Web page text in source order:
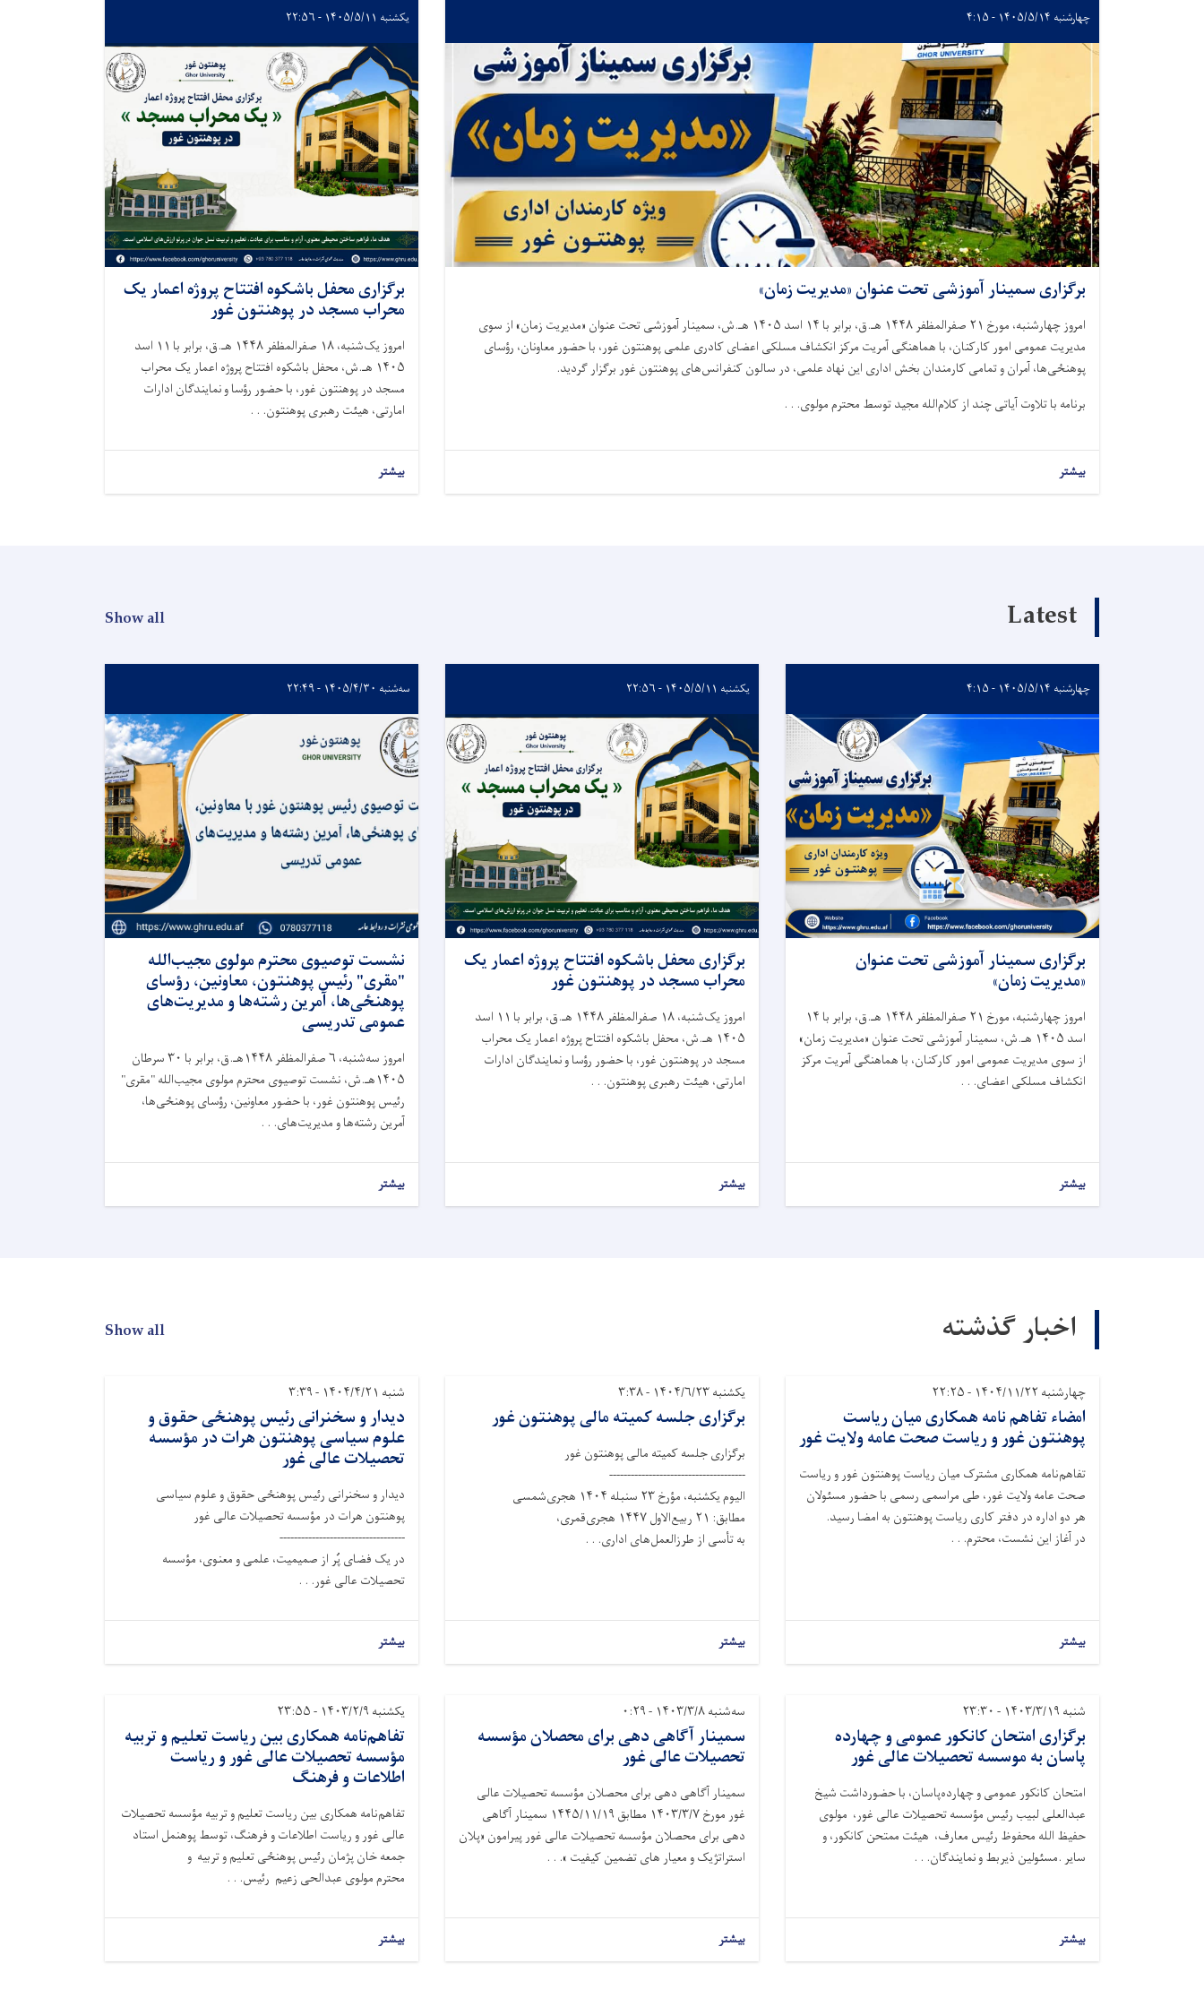
چهارشنبه ۱۴۰۵/۵/۱۴ - ۴:۱۵
برگزاری سمینار آموزشی تحت عنوان «مدیریت زمان»
امروز چهارشنبه، مورخ ۲۱ صفرالمظفر ۱۴۴۸ هـ.ق، برابر با ۱۴ اسد ۱۴۰۵ هـ.ش، سمینار آموزشی تحت عنوان «مدیریت زمان» از سوی
مدیریت عمومی امور کارکنان، با هماهنگی آمریت مرکز انکشاف مسلکی اعضای کادری علمی پوهنتون غور، با حضور معاونان، رؤسای
پوهنځی‌ها، آمران و تمامی کارمندان بخش اداری این نهاد علمی، در سالون کنفرانس‌های پوهنتون غور برگزار گردید.
برنامه با تلاوت آیاتی چند از کلام‌الله مجید توسط محترم مولوی. . .
بیشتر
یکشنبه ۱۴۰۵/۵/۱۱ - ۲۲:۵۶
برگزاری محفل باشکوه افتتاح پروژه اعمار یک
محراب مسجد در پوهنتون غور
امروز یک‌شنبه، ۱۸ صفرالمظفر ۱۴۴۸ هـ.ق، برابر با ۱۱ اسد
۱۴۰۵ هـ.ش، محفل باشکوه افتتاح پروژه اعمار یک محراب
مسجد در پوهنتون غور، با حضور رؤسا و نمایندگان ادارات
امارتی، هیئت رهبری پوهنتون. . .
بیشتر
Latest
Show all
چهارشنبه ۱۴۰۵/۵/۱۴ - ۴:۱۵
برگزاری سمینار آموزشی تحت عنوان
«مدیریت زمان»
امروز چهارشنبه، مورخ ۲۱ صفرالمظفر ۱۴۴۸ هـ.ق، برابر با ۱۴
اسد ۱۴۰۵ هـ.ش، سمینار آموزشی تحت عنوان «مدیریت زمان»
از سوی مدیریت عمومی امور کارکنان، با هماهنگی آمریت مرکز
انکشاف مسلکی اعضای. . .
بیشتر
یکشنبه ۱۴۰۵/۵/۱۱ - ۲۲:۵۶
برگزاری محفل باشکوه افتتاح پروژه اعمار یک
محراب مسجد در پوهنتون غور
امروز یک‌شنبه، ۱۸ صفرالمظفر ۱۴۴۸ هـ.ق، برابر با ۱۱ اسد
۱۴۰۵ هـ.ش، محفل باشکوه افتتاح پروژه اعمار یک محراب
مسجد در پوهنتون غور، با حضور رؤسا و نمایندگان ادارات
امارتی، هیئت رهبری پوهنتون. . .
بیشتر
سه‌شنبه ۱۴۰۵/۴/۳۰ - ۲۲:۴۹
نشست توصیوی محترم مولوی مجیب‌الله
"مقری" رئیس پوهنتون، معاونین، رؤسای
پوهنځی‌ها، آمرین رشته‌ها و مدیریت‌های
عمومی تدریسی
امروز سه‌شنبه، ۶ صفرالمظفر ۱۴۴۸هـ.ق، برابر با ۳۰ سرطان
۱۴۰۵هـ.ش، نشست توصیوی محترم مولوی مجیب‌الله "مقری"
رئیس پوهنتون غور، با حضور معاونین، رؤسای پوهنځی‌ها،
آمرین رشته‌ها و مدیریت‌های. . .
بیشتر
اخبار گذشته Show all
چهارشنبه ۱۴۰۴/۱۱/۲۲ - ۲۲:۲۵
امضاء‌ تفاهم‌ نامه همکاری میان ریاست
پوهنتون غور و ریاست صحت عامه ولایت غور
تفاهم‌نامه همکاری مشترک میان ریاست پوهنتون غور و ریاست
صحت عامه ولایت غور، طی مراسمی رسمی با حضور مسئولان
هر دو اداره در دفتر کاری ریاست پوهنتون به امضا رسید.
در آغاز این نشست، محترم. . .
بیشتر
یکشنبه ۱۴۰۴/۶/۲۳ - ۳:۳۸
برگزاری جلسه کمیته مالی پوهنتون غور
برگزاری جلسه کمیته مالی پوهنتون غور
--------------------------------------
الیوم یکشنبه، مؤرخ ۲۳ سنبله ۱۴۰۴ هجری‌شمسی
مطابق: ۲۱ ربیع‌الاول ۱۴۴۷ هجری‌قمری،
به تأسی از طرزالعمل‌های اداری. . .
بیشتر
شنبه ۱۴۰۴/۴/۲۱ - ۳:۳۹
دیدار و سخنرانی رئیس پوهنځی حقوق و
علوم سیاسی پوهنتون هرات در مؤسسه
تحصیلات عالی غور
دیدار و سخنرانی رئیس پوهنځی حقوق و علوم سیاسی
پوهنتون هرات در مؤسسه تحصیلات عالی غور
--------‐-----‐--------------------
در یک فضای پُر از صمیمیت، علمی و معنوی، مؤسسه
تحصیلات عالی غور. . .
بیشتر
شنبه ۱۴۰۳/۳/۱۹ - ۲۳:۳۰
برگزاری امتحان کانکور عمومی و چهارده‌
پاسان به موسسه تحصیلات عالی غور
امتحان کانکور عمومی و چهارده‌پاسان، با حضورداشت شیخ
عبدالعلی لبیب رئیس مؤسسه تحصیلات عالی غور، مولوی
حفیظ الله محفوظ رئیس معارف، هیئت ممتحن کانکور، و
سایر .مسئولین ذیربط و نمایند‌گان. . .
بیشتر
سه‌شنبه ۱۴۰۳/۳/۸ - ۰:۲۹
سمینار آگاهی دهی برای محصلان مؤسسه
تحصیلات عالی غور
سمینار آگاهی دهی برای محصلان مؤسسه تحصیلات عالی
غور مورخ ۱۴۰۳/۳/۷ مطابق ۱۴۴۵/۱۱/۱۹ سمینار آگاهی
دهی برای محصلان مؤسسه تحصیلات عالی غور پیرامون «پلان
استراتژیک و معیار های تضمین کیفیت ». . .
بیشتر
یکشنبه ۱۴۰۳/۲/۹ - ۲۳:۵۵
تفاهم‌نامه همکاری بین ریاست تعلیم و تربیه
مؤسسه تحصیلات عالی غور و ریاست
اطلاعات و فرهنگ
تفاهم‌نامه همکاری بین ریاست تعلیم و تربیه مؤسسه تحصیلات
عالی غور و ریاست اطلاعات و فرهنگ، توسط پوهنمل استاد
جمعه خان پژمان رئیس پوهنځی تعلیم و تربیه و
محترم مولوی عبدالحی زعیم رئیس. . .
بیشتر